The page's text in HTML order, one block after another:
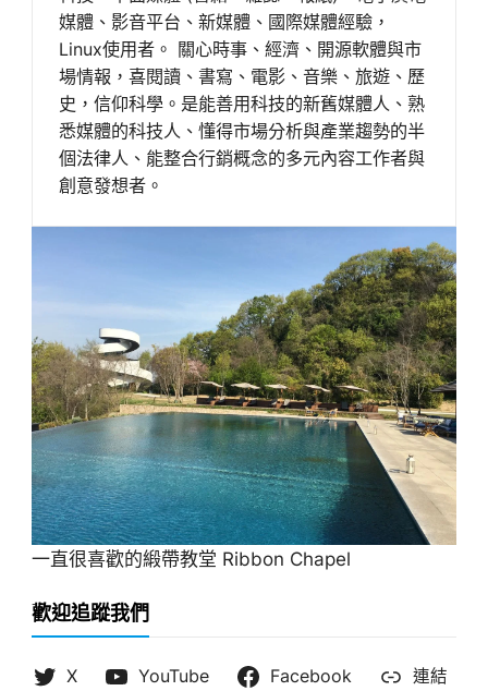
媒體、影音平台、新媒體、國際媒體經驗，
Linux使用者。 關心時事、經濟、開源軟體與市
場情報，喜閱讀、書寫、電影、音樂、旅遊、歷
史，信仰科學。是能善用科技的新舊媒體人、熟
悉媒體的科技人、懂得市場分析與產業趨勢的半
個法律人、能整合行銷概念的多元內容工作者與
創意發想者。
一直很喜歡的緞帶教堂 Ribbon Chapel
歡迎追蹤我們
X YouTube Facebook
連結